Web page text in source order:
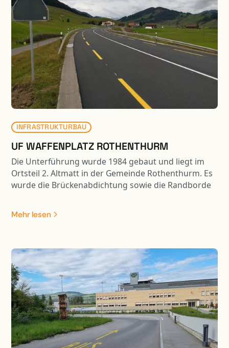
INFRASTRUKTURBAU
UF WAFFENPLATZ ROTHENTHURM
Die Unterführung wurde 1984 gebaut und liegt im
Ortsteil 2. Altmatt in der Gemeinde Rothenthurm. Es
wurde die Brückenabdichtung sowie die Randborde
saniert. In Zusammenhang mit der Sanierung der
Kunstbaute erfolgte eine Belagssanierung auf einer
Mehr lesen